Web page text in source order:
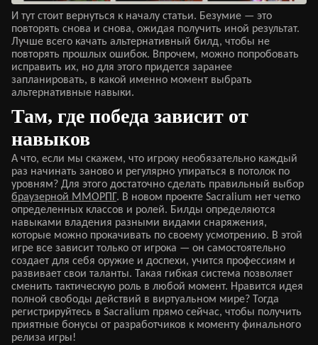
И тут стоит вернуться к началу статьи. Безумие — это
повторять снова и снова, ожидая получить иной результат.
Лучше всего качать альтернативный билд, чтобы не
повторять прошлых ошибок. Впрочем, можно попробовать
исправить их, но для этого придется заранее
запланировать, в какой именно момент выбрать
альтернативные навыки.
Там, где победа зависит от
навыков
А что, если мы скажем, что игроку необязательно каждый
раз начинать заново и регулярно упираться в потолок по
уровням? Для этого достаточно сделать правильный выбор
браузерной ММОРПГ . В новом проекте Sacralium нет четко
определенных классов и ролей. Билды определяются
навыками владения разными видами снаряжения,
которые можно прокачивать по своему усмотрению. В этой
игре все зависит только от игрока — он самостоятельно
создает для себя оружие и доспехи, учится профессиям и
развивает свои таланты. Такая гибкая система позволяет
сменить тактическую роль в любой момент. Нравится идея
полной свободы действий в виртуальном мире? Тогда
регистрируйтесь в Sacralium прямо сейчас, чтобы получить
приятные бонусы от разработчиков к моменту финального
релиза игры!